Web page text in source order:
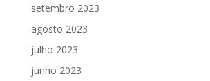
setembro 2023
agosto 2023
julho 2023
junho 2023